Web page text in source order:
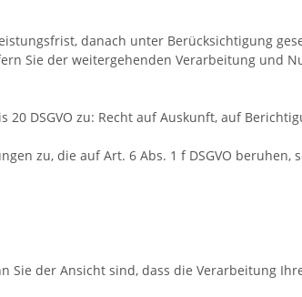
danach unter Berücksichtigung
Sie der weitergehenden Verarbeitung und
DSGVO zu: Recht auf Auskunft, auf
zu, die auf Art. 6 Abs. 1 f DSGVO beruhen,
Sie der Ansicht sind, dass die Verarbeitung